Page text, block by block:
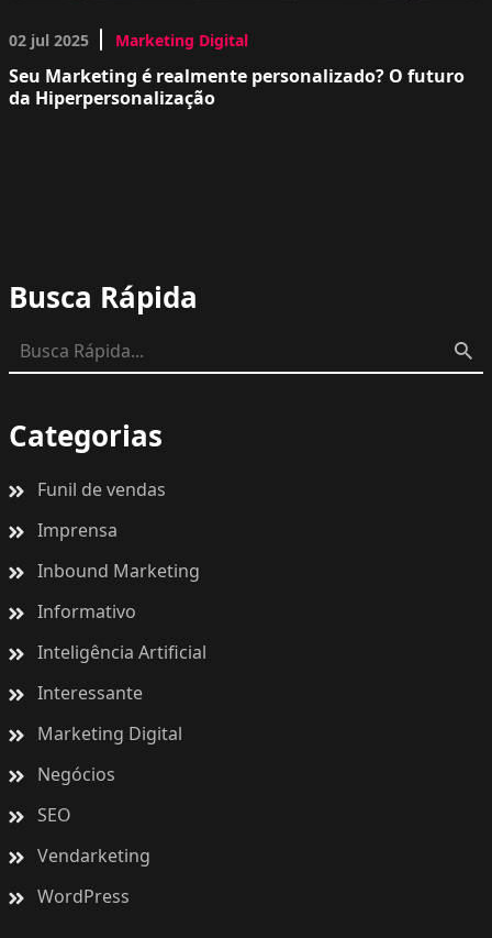
02 jul 2025 Marketing Digital
Seu Marketing é realmente personalizado? O futuro
da Hiperpersonalização
Busca Rápida
Categorias
Funil de vendas
Imprensa
Inbound Marketing
Informativo
Inteligência Artificial
Interessante
Marketing Digital
Negócios
SEO
Vendarketing
WordPress